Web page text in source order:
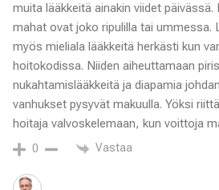
muita lääkkeitä ainakin viidet
mahat ovat joko ripulilla tai ummessa.
myös mieliala lääkkeitä herkästi kun
hoitokodissa. Niiden aiheuttamaan
nukahtamislääkkeitä ja diapamia
vanhukset pysyvät makuulla. Yöksi
hoitaja valvoskelemaan, kun voittoja
0 Vastaa